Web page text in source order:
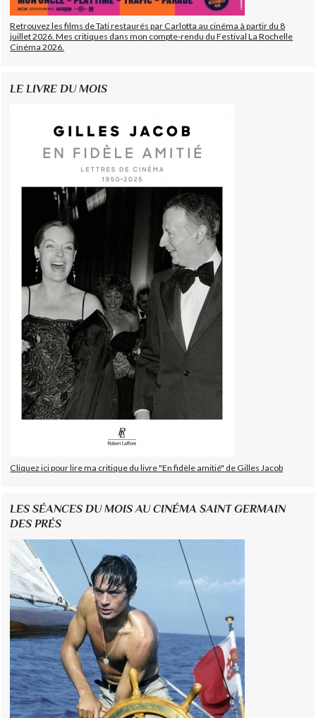
Retrouvez les films de Tati restaurés par Carlotta au cinéma à partir du 8
juillet 2026. Mes critiques dans mon compte-rendu du Festival La Rochelle
Cinéma 2026.
LE LIVRE DU MOIS
Cliquez ici pour lire ma critique du livre "En fidèle amitié" de Gilles Jacob
LES SÉANCES DU MOIS AU CINÉMA SAINT GERMAIN
DES PRÉS